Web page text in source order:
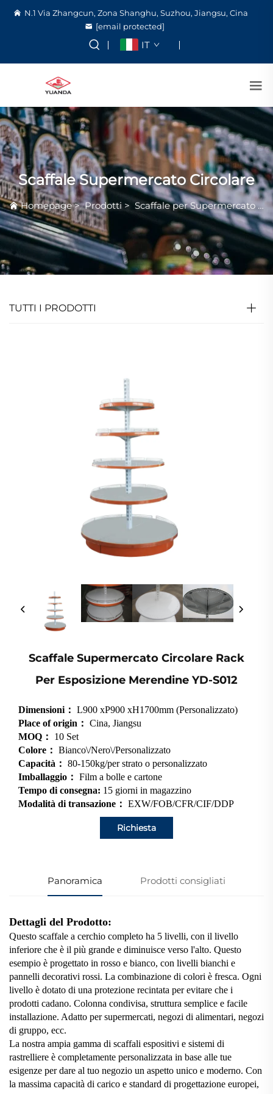
N.1 Via Zhangcun, Zona Shanghu, Suzhou, Jiangsu, Cina
[email protected]
IT
Scaffale Supermercato Circolare
Homepage>Prodotti>Scaffale per Supermercato>
TUTTI I PRODOTTI
Scaffale Supermercato Circolare Rack
Per Esposizione Merendine YD-S012
Dimensioni： L900 xP900 xH1700mm (Personalizzato)
Place of origin： Cina, Jiangsu
MOQ： 10 Set
Colore： Bianco\/Nero\/Personalizzato
Capacità： 80-150kg/per strato o personalizzato
Imballaggio： Film a bolle e cartone
Tempo di consegna: 15 giorni in magazzino
Modalità di transazione： EXW/FOB/CFR/CIF/DDP
Richiesta
Panoramica Prodotti consigliati
Dettagli del Prodotto:
Questo scaffale a cerchio completo ha 5 livelli, con il livello
inferiore che è il più grande e diminuisce verso l'alto. Questo
esempio è progettato in rosso e bianco, con livelli bianchi e
pannelli decorativi rossi. La combinazione di colori è fresca. Ogni
livello è dotato di una protezione recintata per evitare che i
prodotti cadano. Colonna condivisa, struttura semplice e facile
installazione. Adatto per supermercati, negozi di alimentari, negozi
di gruppo, ecc.
La nostra ampia gamma di scaffali espositivi e sistemi di
rastrelliere è completamente personalizzata in base alle tue
esigenze per dare al tuo negozio un aspetto unico e moderno. Con
la massima capacità di carico e standard di progettazione europei,